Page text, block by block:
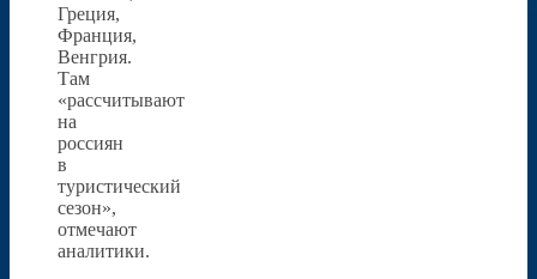
Греция,
Франция,
Венгрия.
Там
«рассчитывают
на
россиян
в
туристический
сезон»,
отмечают
аналитики.